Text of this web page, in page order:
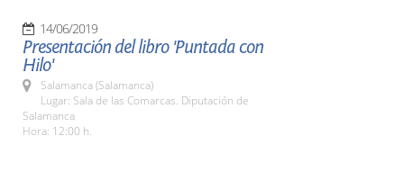
14/06/2019
Presentación del libro 'Puntada con
Hilo'
Salamanca (Salamanca)
Lugar: Sala de las Comarcas. Diputación de
Salamanca
Hora: 12:00 h.